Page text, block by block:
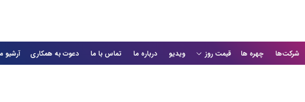
شرکت‌ها چهره ها قیمت روز ویدیو درباره ما تماس با ما دعوت به همکاری آرشیو